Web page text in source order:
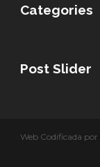
Categories
Post Slider
Web Codificada por